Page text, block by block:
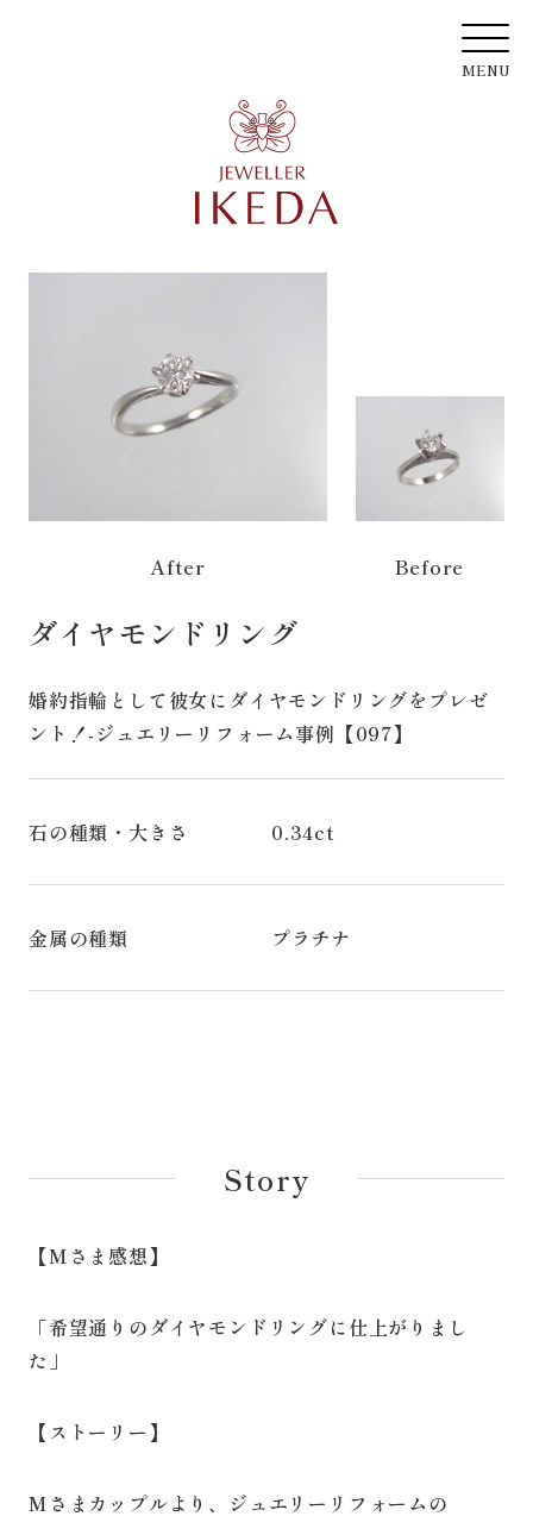
After Before
ダイヤモンドリング
婚約指輪として彼女にダイヤモンドリングをプレゼ
ント！-ジュエリーリフォーム事例【097】
石の種類・大きさ 0.34ct
金属の種類 プラチナ
Story
【Mさま感想】
「希望通りのダイヤモンドリングに仕上がりまし
た」
【ストーリー】
Mさまカップルより、ジュエリーリフォームの